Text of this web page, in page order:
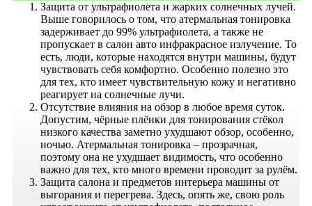
Защита от ультрафиолета и жарких солнечных лучей.
Выше говорилось о том, что атермальная тонировка
задерживает до 99% ультрафиолета, а также не
пропускает в салон авто инфракрасное излучение. То
есть, люди, которые находятся внутри машины, будут
чувствовать себя комфортно. Особенно полезно это
для тех, кто имеет чувствительную кожу и негативно
реагирует на солнечные лучи.
Отсутствие влияния на обзор в любое время суток.
Допустим, чёрные плёнки для тонирования стёкол
низкого качества заметно ухудшают обзор, особенно,
ночью. Атермальная тонировка – прозрачная,
поэтому она не ухудшает видимость, что особенно
важно для тех, кто много времени проводит за рулём.
Защита салона и предметов интерьера машины от
выгорания и перегрева. Здесь, опять же, свою роль